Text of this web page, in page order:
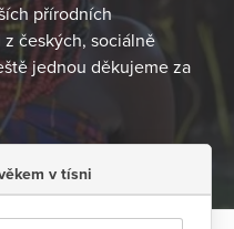
přírodních
českých, sociálně
jednou děkujeme za
v tísni